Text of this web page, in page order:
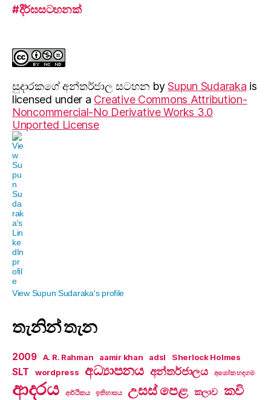
#දීර්ඝසටහනක්
සුදාරක‍ගේ අන්තර්ජාල සටහන bySupun Sudaraka is
licensed under a Creative Commons Attribution-
Noncommercial-No Derivative Works 3.0
Unported License
View Supun Sudaraka's profile
තැනින් තැන
2009 A. R. Rahman aamir khan adsl Sherlock Holmes
SLT wordpress අධ්‍යාපනය අන්තර්ජාලය අශෝක හඳගම
ආදරය ආර්ථිකය ඉතිහාසය උසස් පෙළ කලාව කවි